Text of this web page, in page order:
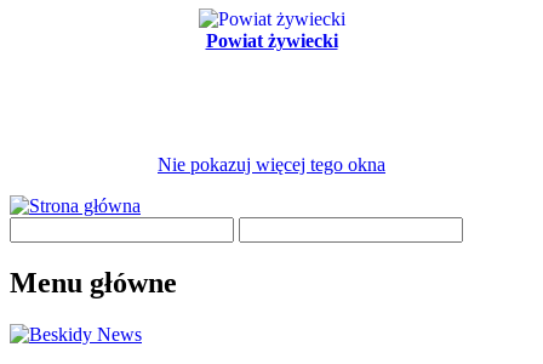
Powiat żywiecki
Nie pokazuj więcej tego okna
Menu główne